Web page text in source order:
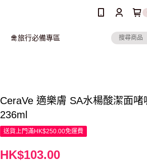
🛅旅行必備專區
CeraVe 適樂膚 SA水楊酸潔面啫
236ml
送貨上門滿HK$250.00免運費
HK$103.00